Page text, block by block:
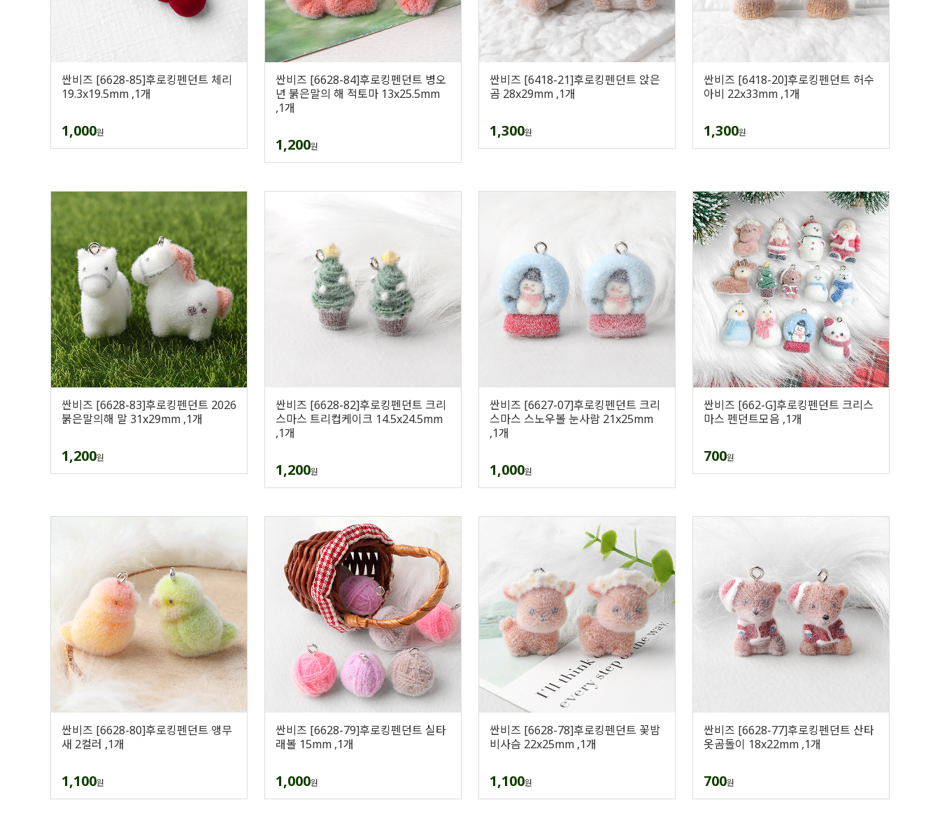
싼비즈 [6628-85]후로킹펜던트 체리
19.3x19.5mm ,1개
1,000원
싼비즈 [6628-84]후로킹펜던트 병오
년 붉은말의 해 적토마 13x25.5mm
,1개
1,200원
싼비즈 [6418-21]후로킹펜던트 앉은
곰 28x29mm ,1개
1,300원
싼비즈 [6418-20]후로킹펜던트 허수
아비 22x33mm ,1개
1,300원
싼비즈 [6628-83]후로킹펜던트 2026
붉은말의해 말 31x29mm ,1개
1,200원
싼비즈 [6628-82]후로킹펜던트 크리
스마스 트리컵케이크 14.5x24.5mm
,1개
1,200원
싼비즈 [6627-07]후로킹펜던트 크리
스마스 스노우볼 눈사람 21x25mm
,1개
1,000원
싼비즈 [662-G]후로킹펜던트 크리스
마스 펜던트모음 ,1개
700원
싼비즈 [6628-80]후로킹펜던트 앵무
새 2컬러 ,1개
1,100원
싼비즈 [6628-79]후로킹펜던트 실타
래볼 15mm ,1개
1,000원
싼비즈 [6628-78]후로킹펜던트 꽃밤
비사슴 22x25mm ,1개
1,100원
싼비즈 [6628-77]후로킹펜던트 산타
옷곰돌이 18x22mm ,1개
700원